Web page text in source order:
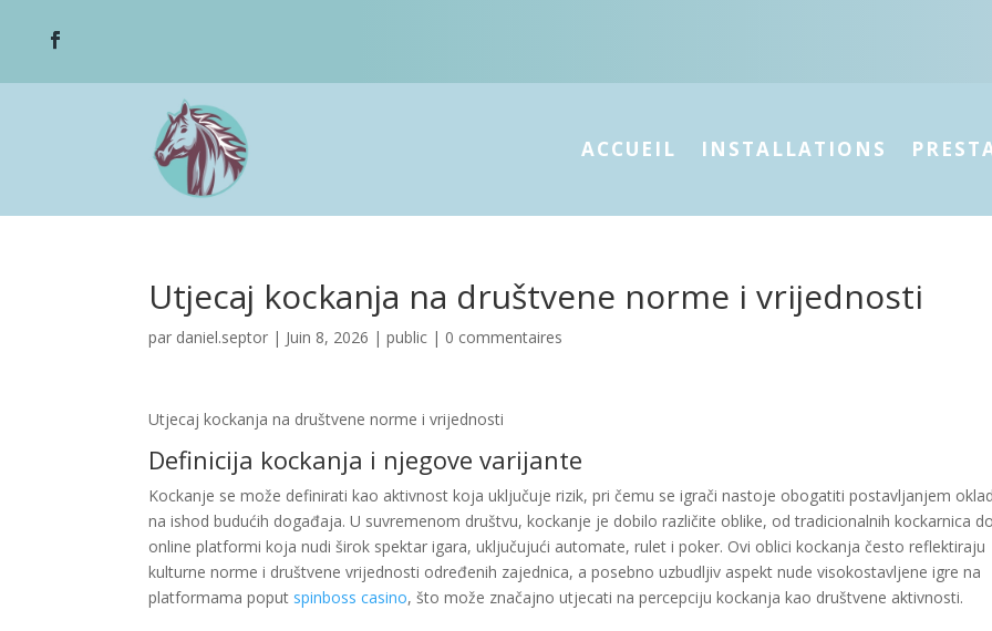
ACCUEIL INSTALLATIONS
Utjecaj kockanja na društvene norme i vrijednosti
par daniel.septor | Juin 8, 2026 |public | 0 commentaires
Utjecaj kockanja na društvene norme i vrijednosti
Definicija kockanja i njegove varijante
Kockanje se može definirati kao aktivnost koja uključuje rizik, pri čemu se igrači nastoje obogatiti postavljanjem
na ishod budućih događaja. U suvremenom društvu, kockanje je dobilo različite oblike, od tradicionalnih kockarnica
online platformi koja nudi širok spektar igara, uključujući automate, rulet i poker. Ovi oblici kockanja često reflektiraju
kulturne norme i društvene vrijednosti određenih zajednica, a posebno uzbudljiv aspekt nude visokostavljene igre na
platformama poput spinboss casino, što može značajno utjecati na percepciju kockanja kao društvene aktivnosti.